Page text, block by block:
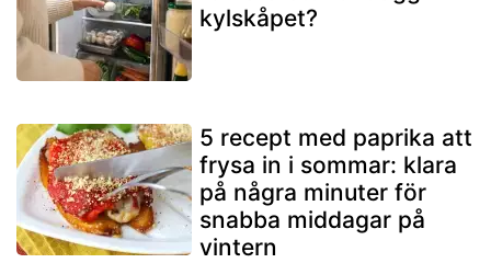
kylskåpet?
5 recept med paprika att
frysa in i sommar: klara
på några minuter för
snabba middagar på
vintern